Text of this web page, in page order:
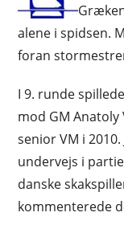
alene i spidsen.
foran
I 9. runde
mod GM
senior VM i
undervejs i
danske
kommenterede